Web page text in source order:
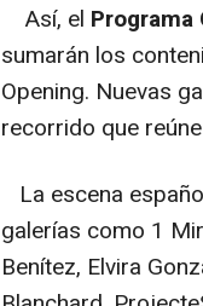
Así, el
sumarán los
Opening. Nuevas
recorrido que
La escena
galerías como 1
Benítez, Elvira